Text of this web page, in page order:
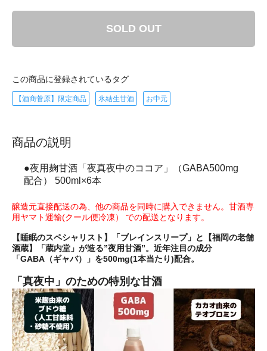
SOLD OUT
この商品に登録されているタグ
【酒商菅原】限定商品 氷結生甘酒 お中元
商品の説明
●夜用麹甘酒「夜真夜中のココア」（GABA500mg
配合） 500ml×6本
醸造元直接配送の為、他の商品を同時に購入できません。甘酒専
用ヤマト運輸(クール便冷凍） での配送となります。
【睡眠のスペシャリスト】「ブレインスリープ」と【福岡の老舗
酒蔵】「蔵内堂」が造る”夜用甘酒”。近年注目の成分
「GABA（ギャバ）」を500mg(1本当たり)配合。
「真夜中」のための特別な甘酒